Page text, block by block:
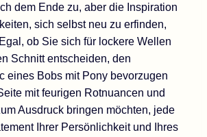
dem Ende zu, aber die Inspiration
sich selbst neu zu erfinden,
ob Sie sich für lockere Wellen
Schnitt entscheiden, den
eines Bobs mit Pony bevorzugen
mit feurigen Rotnuancen und
Ausdruck bringen möchten, jede
Ihrer Persönlichkeit und Ihres